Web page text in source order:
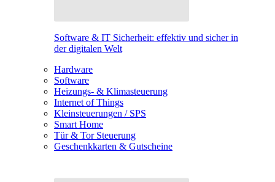
Software & IT Sicherheit: effektiv und sicher in
der digitalen Welt
Hardware
Software
Heizungs- & Klimasteuerung
Internet of Things
Kleinsteuerungen / SPS
Smart Home
Tür & Tor Steuerung
Geschenkkarten & Gutscheine